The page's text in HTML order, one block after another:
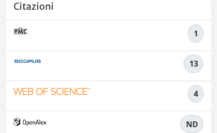
Citazioni
1
13
4
ND